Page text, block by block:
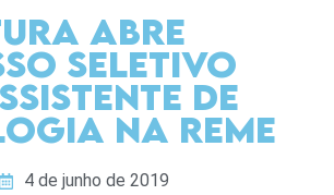
abre
seletivo
de
na Reme
4 de junho de 2019